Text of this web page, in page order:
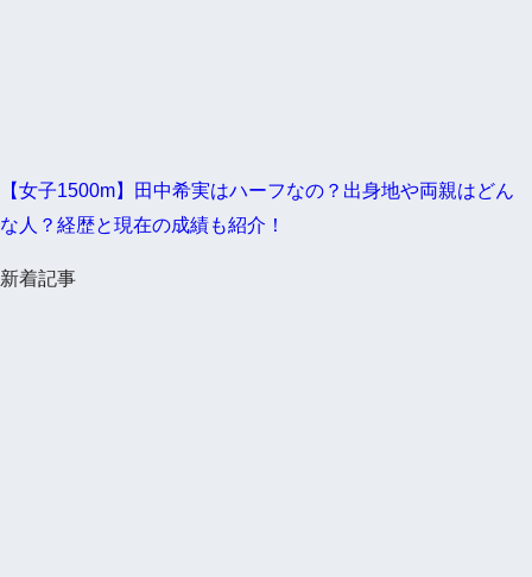
【女子1500m】田中希実はハーフなの？出身地や両親はどん
な人？経歴と現在の成績も紹介！
新着記事